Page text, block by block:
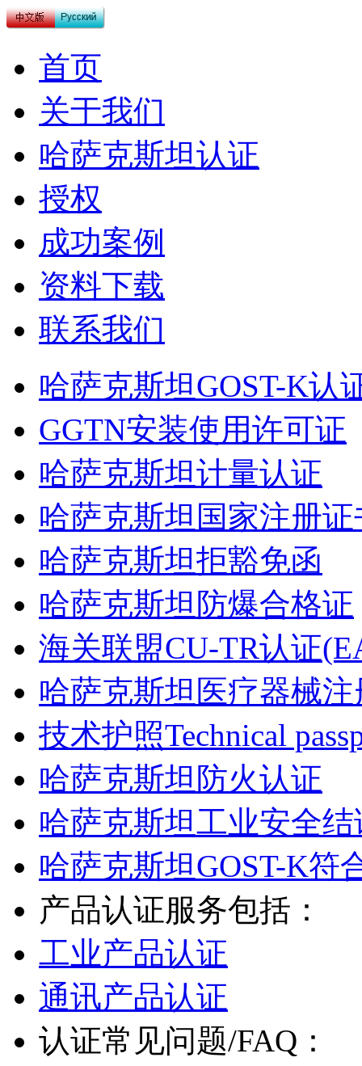
首页
关于我们
哈萨克斯坦认证
授权
成功案例
资料下载
联系我们
哈萨克斯坦GOST-K认
GGTN安装使用许可证
哈萨克斯坦计量认证
哈萨克斯坦国家注册证
哈萨克斯坦拒豁免函
哈萨克斯坦防爆合格证
海关联盟CU-TR认证
哈萨克斯坦医疗器械注
技术护照Technical
哈萨克斯坦防火认证
哈萨克斯坦工业安全结
哈萨克斯坦GOST-K符
产品认证服务包括：
工业产品认证
通讯产品认证
认证常见问题/FAQ：